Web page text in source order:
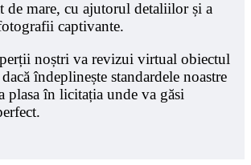
de mare, cu ajutorul detaliilor și a
captivante.
noștri va revizui virtual obiectul
îndeplinește standardele noastre
plasa în licitația unde va găsi